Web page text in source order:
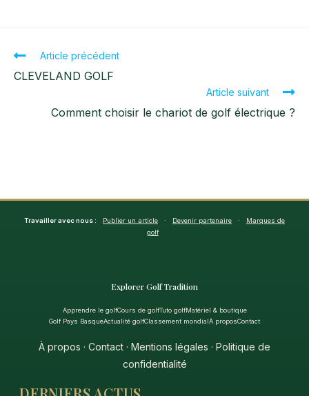
Article précédent
CLEVELAND GOLF
Article suivant
Comment choisir le chariot de golf électrique ?
Travailler avec nous : Publier un article · Devenir partenaire ·
Marques de
golf
Explorer Golf Tradition
Apprendre le golfCours de golfTuto golfMatériel & boutique
Golf Pays BasqueActualité golfClassement mondialÀ proposContact
À propos · Contact · Mentions légales · Politique de
confidentialité